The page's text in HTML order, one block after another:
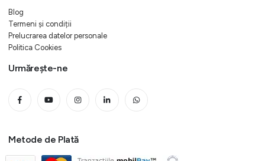
Blog
Termeni și condiții
Prelucrarea datelor personale
Politica Cookies
Urmărește-ne
Metode de Plată